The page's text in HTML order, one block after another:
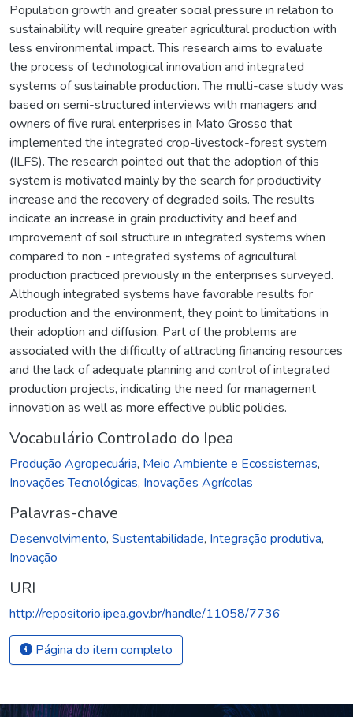
Population growth and greater social pressure in relation to
sustainability will require greater agricultural production with
less environmental impact. This research aims to evaluate
the process of technological innovation and integrated
systems of sustainable production. The multi-case study was
based on semi-structured interviews with managers and
owners of five rural enterprises in Mato Grosso that
implemented the integrated crop-livestock-forest system
(ILFS). The research pointed out that the adoption of this
system is motivated mainly by the search for productivity
increase and the recovery of degraded soils. The results
indicate an increase in grain productivity and beef and
improvement of soil structure in integrated systems when
compared to non - integrated systems of agricultural
production practiced previously in the enterprises surveyed.
Although integrated systems have favorable results for
production and the environment, they point to limitations in
their adoption and diffusion. Part of the problems are
associated with the difficulty of attracting financing resources
and the lack of adequate planning and control of integrated
production projects, indicating the need for management
innovation as well as more effective public policies.
Vocabulário Controlado do Ipea
Produção Agropecuária, Meio Ambiente e Ecossistemas,
Inovações Tecnológicas, Inovações Agrícolas
Palavras-chave
Desenvolvimento, Sustentabilidade, Integração produtiva,
Inovação
URI
http://repositorio.ipea.gov.br/handle/11058/7736
Página do item completo